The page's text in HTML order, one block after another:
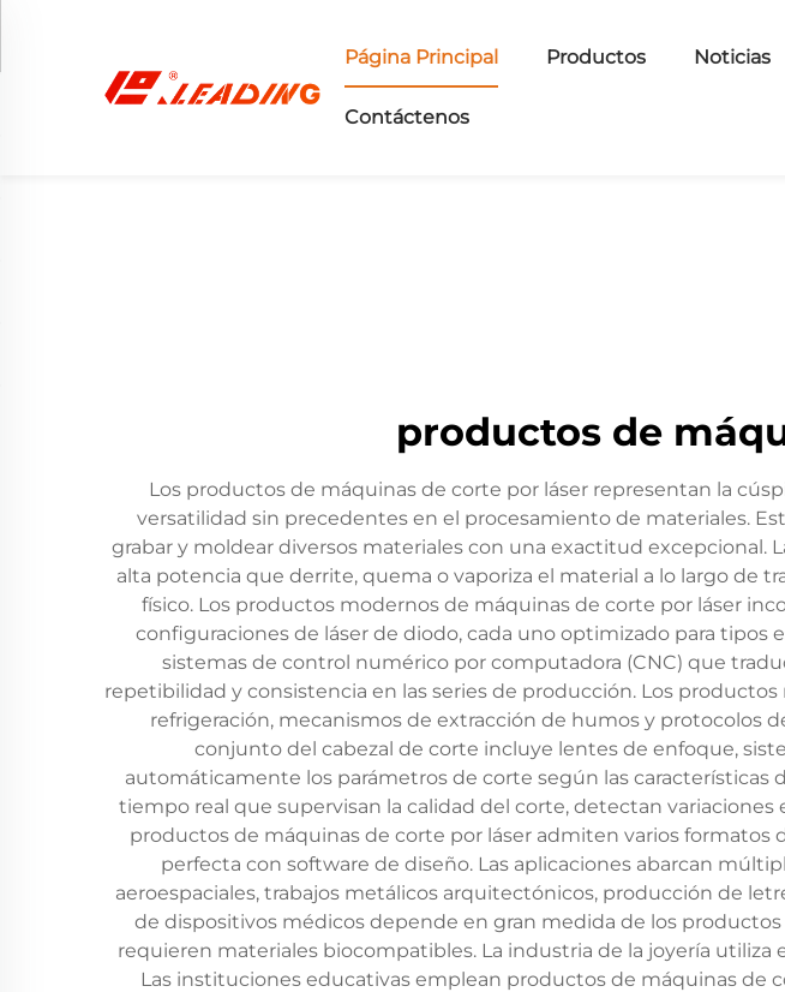
Página Principal Productos Noticias
Contáctenos
productos de
Los productos de máquinas de corte por láser representan la
versatilidad sin precedentes en el procesamiento de materiales.
grabar y moldear diversos materiales con una exactitud excepcional.
alta potencia que derrite, quema o vaporiza el material a lo largo de
físico. Los productos modernos de máquinas de corte por láser
configuraciones de láser de diodo, cada uno optimizado para
sistemas de control numérico por computadora (CNC) que
repetibilidad y consistencia en las series de producción. Los
refrigeración, mecanismos de extracción de humos y protocolos
conjunto del cabezal de corte incluye lentes de enfoque,
automáticamente los parámetros de corte según las características
tiempo real que supervisan la calidad del corte, detectan
productos de máquinas de corte por láser admiten varios formatos
perfecta con software de diseño. Las aplicaciones abarcan
aeroespaciales, trabajos metálicos arquitectónicos, producción de
de dispositivos médicos depende en gran medida de los
requieren materiales biocompatibles. La industria de la joyería
Las instituciones educativas emplean productos de máquinas de